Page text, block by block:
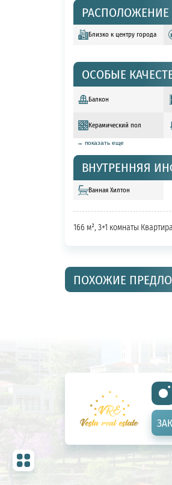
РАСПОЛОЖЕНИЕ
Близко к центру города
ОСОБЫЕ
Балкон
Керамический пол
→ показать еще
ВНУТРЕННЯЯ
Ванная Хилтон
166 м², 3+1 комнаты
ПОХОЖИЕ